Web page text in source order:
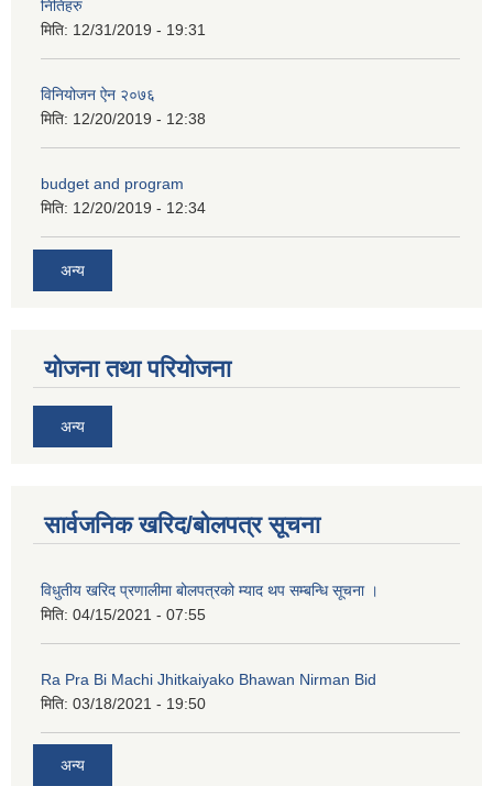
नितिहरु
मिति: 12/31/2019 - 19:31
विनियोजन ऐन २०७६
मिति: 12/20/2019 - 12:38
budget and program
मिति: 12/20/2019 - 12:34
अन्य
योजना तथा परियोजना
अन्य
सार्वजनिक खरिद/बोलपत्र सूचना
विधुतीय खरिद प्रणालीमा बोलपत्रको म्याद थप सम्बन्धि सूचना ।
मिति: 04/15/2021 - 07:55
Ra Pra Bi Machi Jhitkaiyako Bhawan Nirman Bid
मिति: 03/18/2021 - 19:50
अन्य